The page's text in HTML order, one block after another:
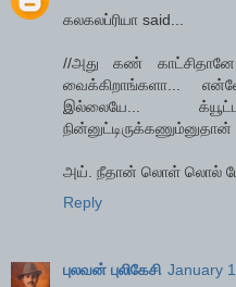
கலகலப்ரியா said...
//அது கண்
வைக்கிறாங்களா...
இல்லையே...
அய். நீதான் லொள் லொல்
Reply
புலவன் புலிகேசி January